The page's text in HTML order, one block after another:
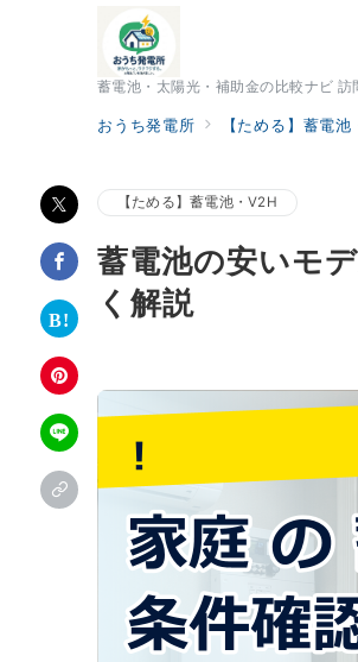
蓄電池・太陽光・補助金の比較ナビ
おうち発電所 【ためる】蓄電
【ためる】蓄電池・V2H
蓄電池の安いモ
く解説